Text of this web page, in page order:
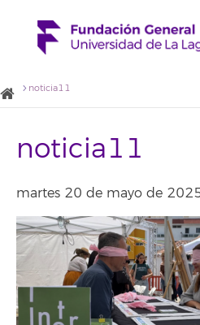
noticia11
noticia11
martes 20 de mayo de